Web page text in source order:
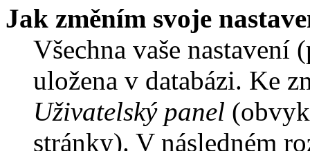
Jak změním svoje
Všechna vaše
uložena v databázi. Ke
Uživatelský panel
stránky). V následném